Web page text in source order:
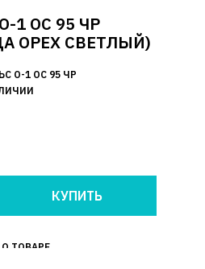
1 ОС 95 ЧР
ОРЕХ СВЕТЛЫЙ)
О-1 ОС 95 ЧР
ТОВАРЕ